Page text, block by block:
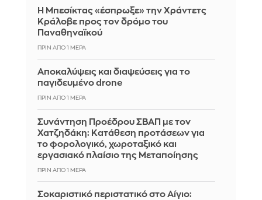
Η Μπεσίκτας «έσπρωξε» την Χράντετς
Κράλοβε προς τον δρόμο του
Παναθηναϊκού
ΠΡΙΝ ΑΠΌ 1 ΜΈΡΑ
Αποκαλύψεις και διαψεύσεις για το
παγιδευμένο drone
ΠΡΙΝ ΑΠΌ 1 ΜΈΡΑ
Συνάντηση Προέδρου ΣΒΑΠ με τον
Χατζηδάκη: Κατάθεση προτάσεων για
το φορολογικό, χωροταξικό και
εργασιακό πλαίσιο της Μεταποίησης
ΠΡΙΝ ΑΠΌ 1 ΜΈΡΑ
Σοκαριστικό περιστατικό στο Αίγιο: